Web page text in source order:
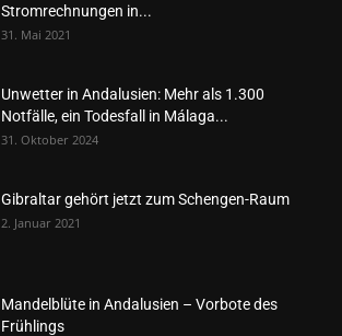
Stromrechnungen in...
31. Mai 2021
Unwetter in Andalusien: Mehr als 1.300
Notfälle, ein Todesfall in Málaga...
31. Oktober 2024
Gibraltar gehört jetzt zum Schengen-Raum
2. Januar 2021
Mandelblüte in Andalusien – Vorbote des
Frühlings